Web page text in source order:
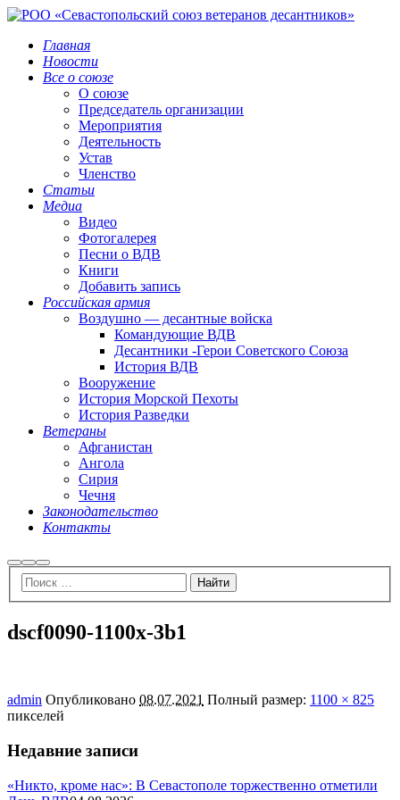
Главная
Новости
Все о союзе
О союзе
Председатель организации
Мероприятия
Деятельность
Устав
Членство
Статьи
Медиа
Видео
Фотогалерея
Песни о ВДВ
Книги
Добавить запись
Российская армия
Воздушно — десантные войска
Командующие ВДВ
Десантники -Герои Советского Союза
История ВДВ
Вооружение
История Морской Пехоты
История Разведки
Ветераны
Афганистан
Ангола
Сирия
Чечня
Законодательство
Контакты
НайтиБольше
информации
Главное
меню
dscf0090-1100x-3b1
admin Опубликовано 08.07.2021 Полный размер: 1100 × 825
пикселей
Недавние записи
«Никто, кроме нас»: В Севастополе торжественно отметили